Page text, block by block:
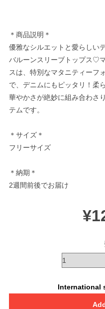
＊商品説明＊
優雅なシルエットと愛らしい
バルーンスリーブトップス♡
スは、特別なマタニティーフ
で、デニムにもピッタリ！柔
華やかさが絶妙に組み合わさ
テムです。
＊サイズ＊
フリーサイズ
＊納期＊
2週間前後でお届け
International